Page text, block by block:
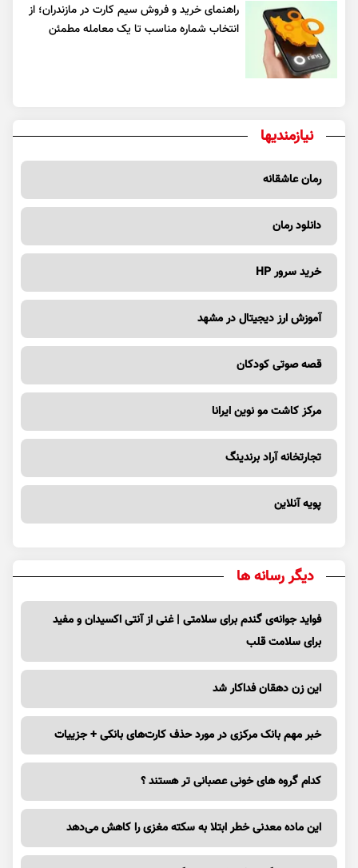
راهنمای خرید و فروش سیم کارت در مازندران؛ از
انتخاب شماره مناسب تا یک معامله مطمئن
نیازمندیها
رمان عاشقانه
دانلود رمان
خرید سرور HP
آموزش ارز دیجیتال در مشهد
قصه صوتی کودکان
مرکز کاشت مو نوین ایرانا
تجارتخانه آراد برندینگ
پویه آنلاین
دیگر رسانه ها
فواید جوانه‌ی گندم برای سلامتی | غنی از آنتی اکسیدان و مفید
برای سلامت قلب
این زن دهقان فداکار شد
خبر مهم بانک مرکزی در مورد حذف کارت‌های بانکی + جزییات
کدام گروه های خونی عصبانی تر هستند ؟
این ماده معدنی خطر ابتلا به سکته مغزی را کاهش می‌دهد